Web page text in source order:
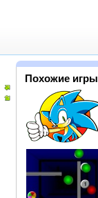
Похожие игры